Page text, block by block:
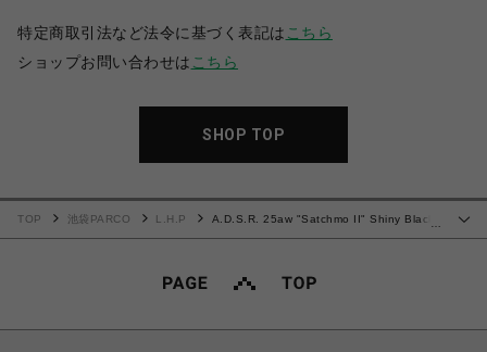
特定商取引法など法令に基づく表記は こちら
ショップお問い合わせは こちら
SHOP TOP
…
TOP 池袋PARCO L.H.P
A.D.S.R. 25aw "Satchmo II" Shiny Black /